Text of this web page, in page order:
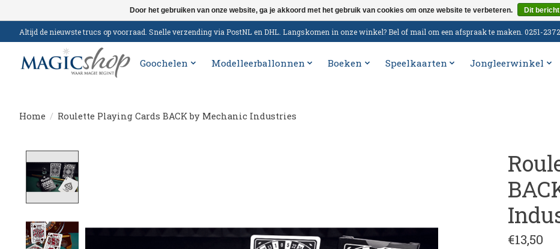
Altijd de nieuwste trucs op voorraad. Snelle verzending via PostNL en DHL. Langskomen in onze winkel? Bel of mail om een afspraak te maken. 0251-
Goochelen Modelleerballonnen Boeken Speelkaarten Jongleerwinkel
Home / Roulette Playing Cards BACK by Mechanic Industries
€13,50
Door het gebruiken van onze website, ga je akkoord met het gebruik van cookies om onze website te verbeteren. Dit